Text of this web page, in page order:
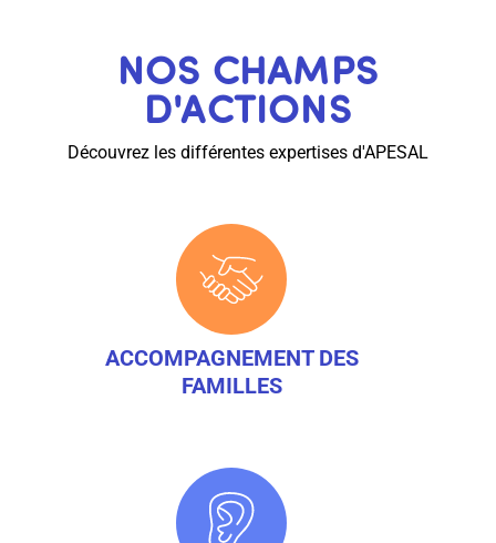
NOS CHAMPS
D'ACTIONS
Découvrez les différentes expertises d'APESAL
ACCOMPAGNEMENT DES
FAMILLES